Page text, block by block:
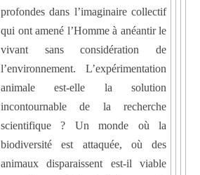
profondes dans l’imaginaire collectif
qui ont amené l’Homme à anéantir le
vivant sans considération de
l’environnement. L’expérimentation
animale est-elle la solution
incontournable de la recherche
scientifique ? Un monde où la
biodiversité est attaquée, où des
animaux disparaissent est-il viable